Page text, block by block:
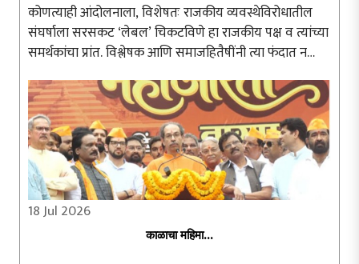
कोणत्याही आंदोलनाला, विशेषतः राजकीय व्यवस्थेविरोधातील
संघर्षाला सरसकट ‘लेबल’ चिकटविणे हा राजकीय पक्ष व त्यांच्या
समर्थकांचा प्रांत. विश्लेषक आणि समाजहितैषींनी त्या फंदात न
दिल्लीतील जंतरमंतरवर ..
18 Jul 2026
काळाचा महिमा...